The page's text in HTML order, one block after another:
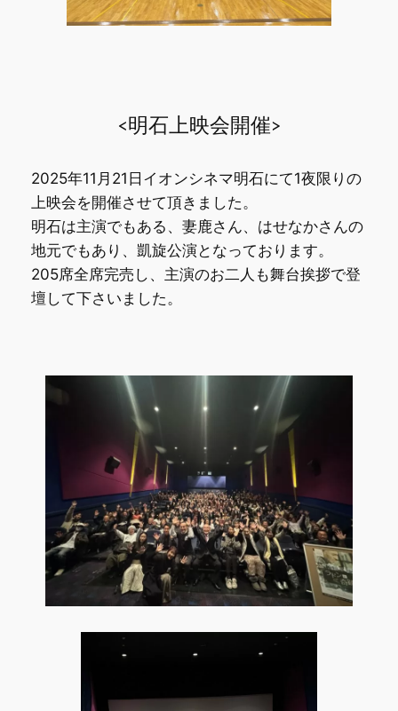
<明石上映会開催>
2025年11月21日イオンシネマ明石にて1夜限りの
上映会を開催させて頂きました。
明石は主演でもある、妻鹿さん、はせなかさんの
地元でもあり、凱旋公演となっております。
205席全席完売し、主演のお二人も舞台挨拶で登
壇して下さいました。